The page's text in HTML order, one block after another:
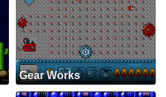
Gear Works